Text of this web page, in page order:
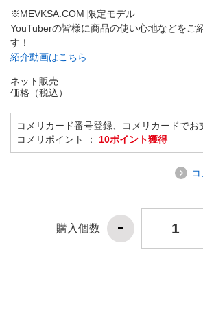
※MEVKSA.COM 限定モデル
YouTuberの皆様に商品の使い心地などをご
す！
紹介動画はこちら
ネット販売
価格（税込）
コメリカード番号登録、コメリカードでお
コメリポイント ： 10ポイント獲得
購入個数